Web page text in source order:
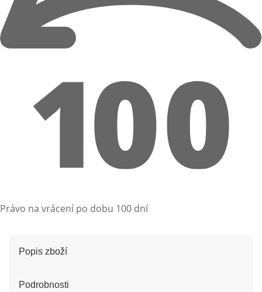
Právo na vrácení po dobu 100 dní
Popis zboží
Podrobnosti